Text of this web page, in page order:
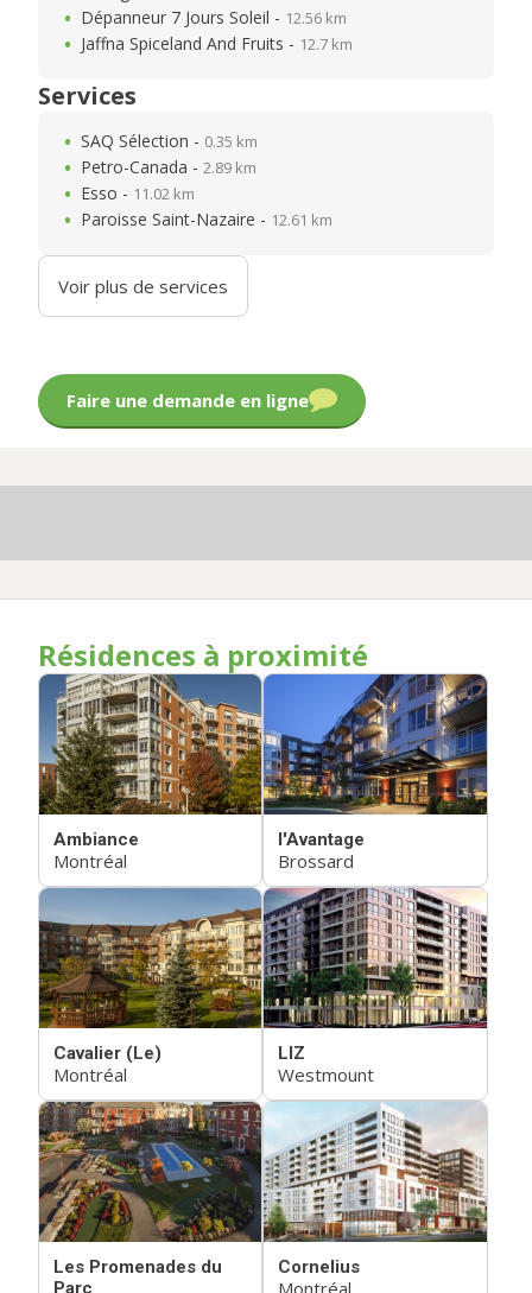
Dépanneur 7 Jours Soleil - 12.56 km
Jaffna Spiceland And Fruits - 12.7 km
Services
SAQ Sélection - 0.35 km
Petro-Canada - 2.89 km
Esso - 11.02 km
Paroisse Saint-Nazaire - 12.61 km
Voir plus de services
Faire une demande en ligne
Résidences à proximité
Ambiance
Montréal
l'Avantage
Brossard
Cavalier (Le)
Montréal
LIZ
Westmount
Les Promenades du
Parc
Cornelius
Montréal